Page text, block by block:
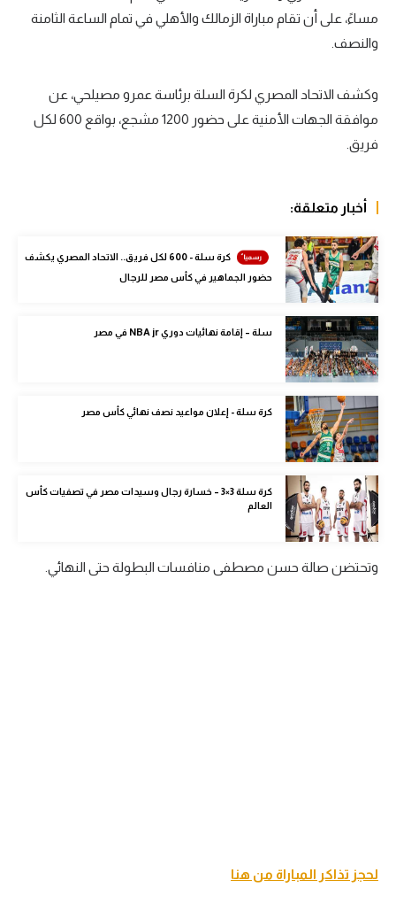
الدوري الإنجليزي
الدوري الإسباني
القسم الثاني
رياضات أخرى
كرة السلة الأمريكية
كرة سلة
كرة يد
كرة طائرة
الوطن العربي
في المونديال
رياضة نسائية
آسيا
أمريكا
ركن الألعاب
فيديو في الجول
مساءً، على أن تقام مباراة الزمالك والأهلي في تمام الساعة الثامنة
والنصف.
وكشف الاتحاد المصري لكرة السلة برئاسة عمرو مصيلحي، عن
موافقة الجهات الأمنية على حضور 1200 مشجع، بواقع 600 لكل
فريق.
أخبار متعلقة:
كرة سلة - 600 لكل فريق.. الاتحاد المصري يكشف
حضور الجماهير في كأس مصر للرجال
سلة – إقامة نهائيات دوري NBA jr في مصر
كرة سلة - إعلان مواعيد نصف نهائي كأس مصر
كرة سلة 3×3 – خسارة رجال وسيدات مصر في تصفيات كأس
العالم
وتحتضن صالة حسن مصطفى منافسات البطولة حتى النهائي.
لحجز تذاكر المباراة من هنا